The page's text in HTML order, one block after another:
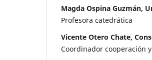
Magda Ospina Guzmán,
Profesora catedrática
Vicente Otero Chate,
Coordinador cooperación